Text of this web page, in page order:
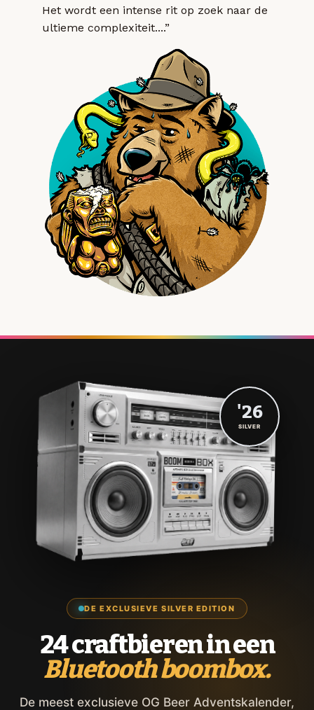
Het wordt een intense rit op zoek naar de
ultieme complexiteit....”
DE EXCLUSIEVE SILVER EDITION
24 craftbieren in een
Bluetooth boombox.
De meest exclusieve OG Beer Adventskalender,
'26
SILVER